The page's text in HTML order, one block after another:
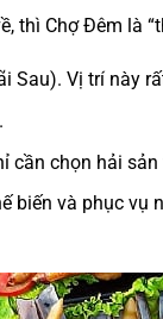
thì Chợ Đêm là
Sau). Vị trí này
cần chọn hải
biến và phục vụ